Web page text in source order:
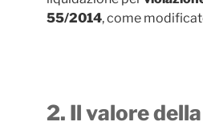
55/2014, come
2. Il valore